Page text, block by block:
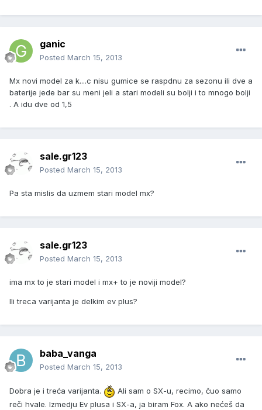
ganic
Posted March 15, 2013
Mx novi model za k....c nisu gumice se raspdnu za sezonu ili dve a
baterije jede bar su meni jeli a stari modeli su bolji i to mnogo bolji
. A idu dve od 1,5
sale.gr123
Posted March 15, 2013
Pa sta mislis da uzmem stari model mx?
sale.gr123
Posted March 15, 2013
ima mx to je stari model i mx+ to je noviji model?
Ili treca varijanta je delkim ev plus?
baba_vanga
Posted March 15, 2013
Dobra je i treća varijanta.
Ali sam o SX-u, recimo, čuo samo
reči hvale. Izmedju Ev plusa i SX-a, ja biram Fox. A ako nećeš da